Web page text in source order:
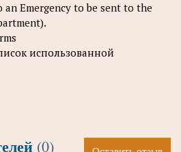
Emergency to be sent to the
использованной
(0)